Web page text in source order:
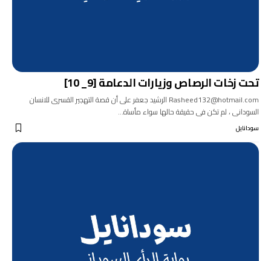
تحت زخات الرصاص وزيارات الدعامة [9_ 10]
Rasheed132@hotmail.com الرشيد جعفر على أن قصة التهجير القسرى للانسان
السودانى ، لم تكن فى حقيقة حالها سواء مأساة…
سودانايل